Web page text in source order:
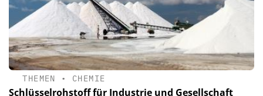
THEMEN • CHEMIE
Schlüsselrohstoff für Industrie und Gesellschaft